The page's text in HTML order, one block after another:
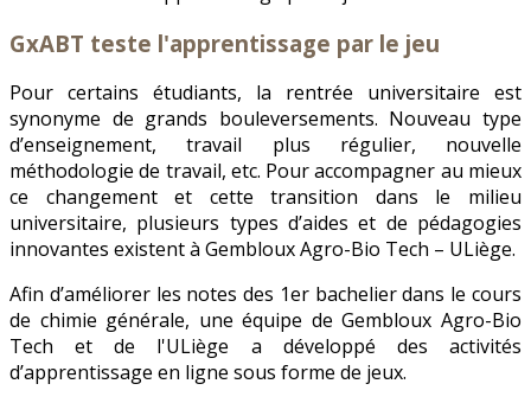
GxABT teste l'apprentissage par le jeu
Pour certains étudiants, la rentrée universitaire est
synonyme de grands bouleversements. Nouveau type
d’enseignement, travail plus régulier, nouvelle
méthodologie de travail, etc. Pour accompagner au mieux
ce changement et cette transition dans le milieu
universitaire, plusieurs types d’aides et de pédagogies
innovantes existent à Gembloux Agro-Bio Tech – ULiège.
Afin d’améliorer les notes des 1er bachelier dans le cours
de chimie générale, une équipe de Gembloux Agro-Bio
Tech et de l'ULiège a développé des activités
d’apprentissage en ligne sous forme de jeux.